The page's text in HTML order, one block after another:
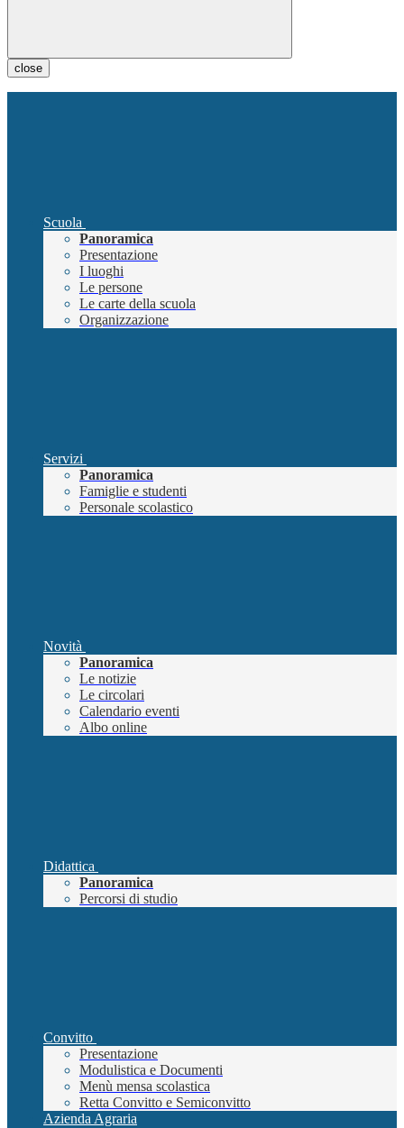
close
Scuola
Panoramica
Presentazione
I luoghi
Le persone
Le carte della scuola
Organizzazione
Servizi
Panoramica
Famiglie e studenti
Personale scolastico
Novità
Panoramica
Le notizie
Le circolari
Calendario eventi
Albo online
Didattica
Panoramica
Percorsi di studio
Convitto
Presentazione
Modulistica e Documenti
Menù mensa scolastica
Retta Convitto e Semiconvitto
Azienda Agraria